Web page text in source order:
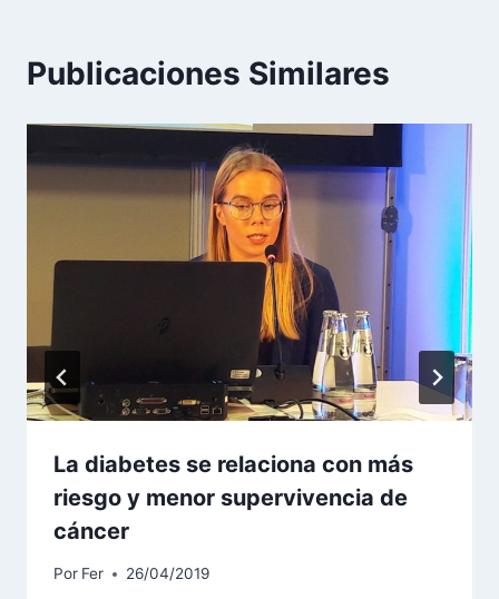
Publicaciones Similares
La diabetes se relaciona con más
riesgo y menor supervivencia de
cáncer
Por Fer 26/04/2019